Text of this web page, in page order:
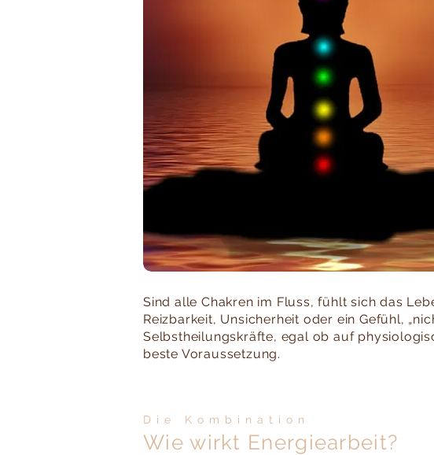
Sind alle Chakren im Fluss, fühlt sich das
Reizbarkeit, Unsicherheit oder ein Gefühl,
Selbstheilungskräfte, egal ob auf
beste Voraussetzung.
Die Kombination
Wie wirkt Energiearbeit?